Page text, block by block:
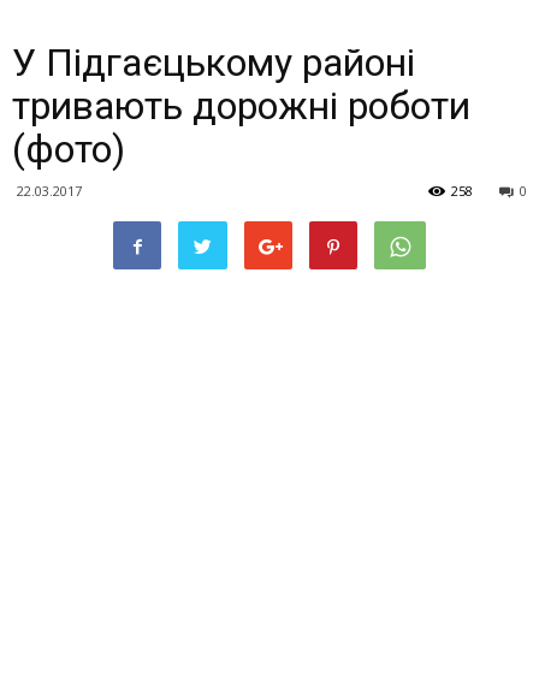
У Підгаєцькому районі
тривають дорожні роботи
(фото)
22.03.2017 0
258